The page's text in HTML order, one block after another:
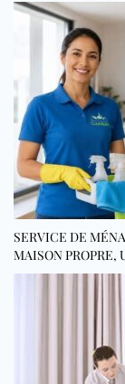
SERVICE DE
MAISON PROPRE,